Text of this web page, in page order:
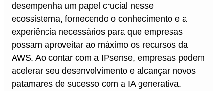
desempenha um papel crucial nesse
ecossistema, fornecendo o conhecimento e a
experiência necessários para que empresas
possam aproveitar ao máximo os recursos da
AWS. Ao contar com a IPsense, empresas podem
acelerar seu desenvolvimento e alcançar novos
patamares de sucesso com a IA generativa.